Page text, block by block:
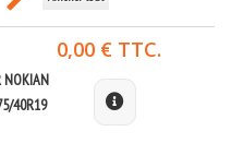
NOKIAN
40R19
0,00 € TTC.